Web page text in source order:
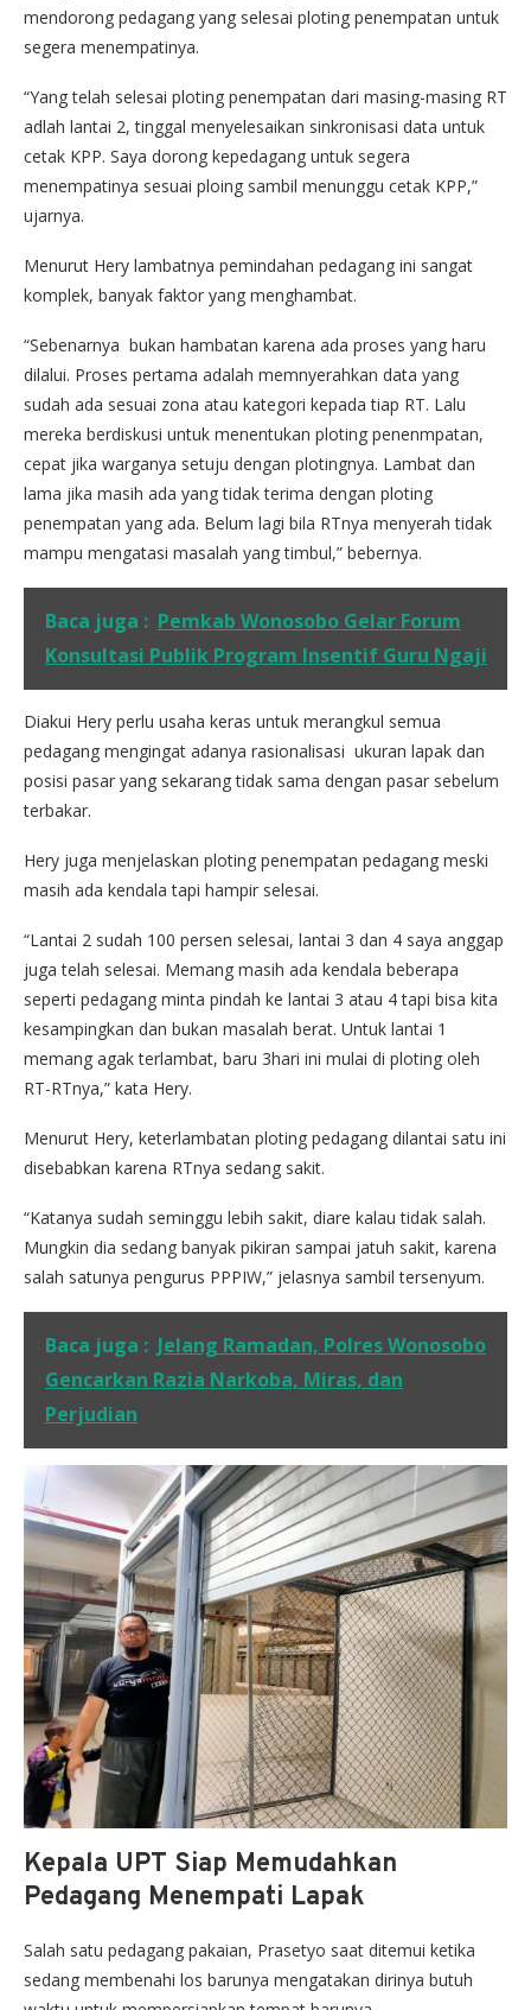
mendorong pedagang yang selesai ploting penempatan untuk
segera menempatinya.
“Yang telah selesai ploting penempatan dari masing-masing RT
adlah lantai 2, tinggal menyelesaikan sinkronisasi data untuk
cetak KPP. Saya dorong kepedagang untuk segera
menempatinya sesuai ploing sambil menunggu cetak KPP,”
ujarnya.
Menurut Hery lambatnya pemindahan pedagang ini sangat
komplek, banyak faktor yang menghambat.
“Sebenarnya bukan hambatan karena ada proses yang haru
dilalui. Proses pertama adalah memnyerahkan data yang
sudah ada sesuai zona atau kategori kepada tiap RT. Lalu
mereka berdiskusi untuk menentukan ploting penenmpatan,
cepat jika warganya setuju dengan plotingnya. Lambat dan
lama jika masih ada yang tidak terima dengan ploting
penempatan yang ada. Belum lagi bila RTnya menyerah tidak
mampu mengatasi masalah yang timbul,” bebernya.
Baca juga : Pemkab Wonosobo Gelar Forum
Konsultasi Publik Program Insentif Guru Ngaji
Diakui Hery perlu usaha keras untuk merangkul semua
pedagang mengingat adanya rasionalisasi ukuran lapak dan
posisi pasar yang sekarang tidak sama dengan pasar sebelum
terbakar.
Hery juga menjelaskan ploting penempatan pedagang meski
masih ada kendala tapi hampir selesai.
“Lantai 2 sudah 100 persen selesai, lantai 3 dan 4 saya anggap
juga telah selesai. Memang masih ada kendala beberapa
seperti pedagang minta pindah ke lantai 3 atau 4 tapi bisa kita
kesampingkan dan bukan masalah berat. Untuk lantai 1
memang agak terlambat, baru 3hari ini mulai di ploting oleh
RT-RTnya,” kata Hery.
Menurut Hery, keterlambatan ploting pedagang dilantai satu ini
disebabkan karena RTnya sedang sakit.
“Katanya sudah seminggu lebih sakit, diare kalau tidak salah.
Mungkin dia sedang banyak pikiran sampai jatuh sakit, karena
salah satunya pengurus PPPIW,” jelasnya sambil tersenyum.
Baca juga : Jelang Ramadan, Polres Wonosobo
Gencarkan Razia Narkoba, Miras, dan
Perjudian
Kepala UPT Siap Memudahkan
Pedagang Menempati Lapak
Salah satu pedagang pakaian, Prasetyo saat ditemui ketika
sedang membenahi los barunya mengatakan dirinya butuh